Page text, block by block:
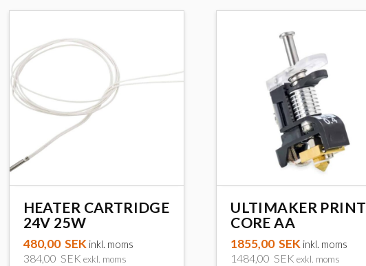
HEATER CARTRIDGE
24V 25W
480,00 SEK inkl. moms
384,00 SEK exkl. moms
ULTIMAKER PRINT
CORE AA
1855,00 SEK inkl. moms
1484,00 SEK exkl. moms